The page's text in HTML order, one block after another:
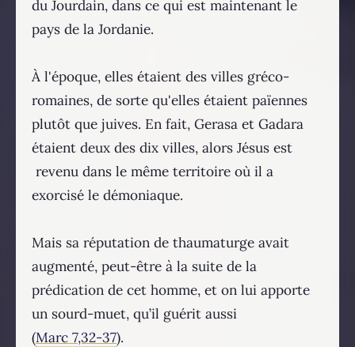
du Jourdain, dans ce qui est maintenant le
pays de la Jordanie.
À l'époque, elles étaient des villes gréco-
romaines, de sorte qu'elles étaient païennes
plutôt que juives. En fait, Gerasa et Gadara
étaient deux des dix villes, alors Jésus est
revenu dans le même territoire où il a
exorcisé le démoniaque.
Mais sa réputation de thaumaturge avait
augmenté, peut-être à la suite de la
prédication de cet homme, et on lui apporte
un sourd-muet, qu’il guérit aussi
(Marc 7,32-37).